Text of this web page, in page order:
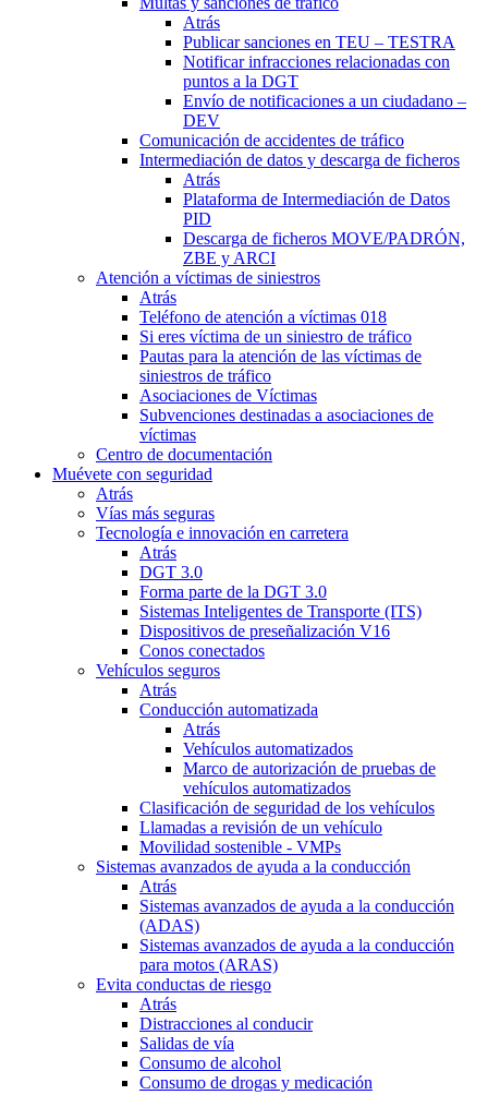
Atrás
Publicar sanciones en TEU – TESTRA
Notificar infracciones relacionadas con
puntos a la DGT
Envío de notificaciones a un ciudadano –
DEV
Comunicación de accidentes de tráfico
Intermediación de datos y descarga de ficheros
Atrás
Plataforma de Intermediación de Datos
PID
Descarga de ficheros MOVE/PADRÓN,
ZBE y ARCI
Atención a víctimas de siniestros
Atrás
Teléfono de atención a víctimas 018
Si eres víctima de un siniestro de tráfico
Pautas para la atención de las víctimas de
siniestros de tráfico
Asociaciones de Víctimas
Subvenciones destinadas a asociaciones de
víctimas
Centro de documentación
Muévete con seguridad
Atrás
Vías más seguras
Tecnología e innovación en carretera
Atrás
DGT 3.0
Forma parte de la DGT 3.0
Sistemas Inteligentes de Transporte (ITS)
Dispositivos de preseñalización V16
Conos conectados
Vehículos seguros
Atrás
Conducción automatizada
Atrás
Vehículos automatizados
Marco de autorización de pruebas de
vehículos automatizados
Clasificación de seguridad de los vehículos
Llamadas a revisión de un vehículo
Movilidad sostenible - VMPs
Sistemas avanzados de ayuda a la conducción
Atrás
Sistemas avanzados de ayuda a la conducción
(ADAS)
Sistemas avanzados de ayuda a la conducción
para motos (ARAS)
Evita conductas de riesgo
Atrás
Distracciones al conducir
Salidas de vía
Consumo de alcohol
Consumo de drogas y medicación